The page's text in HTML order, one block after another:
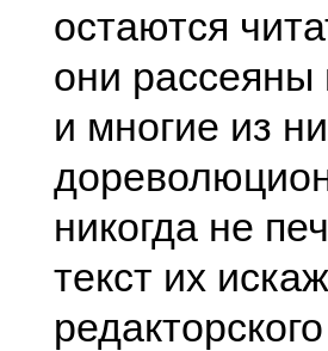
остаются
они рассеяны
и многие из
никогда не
текст их